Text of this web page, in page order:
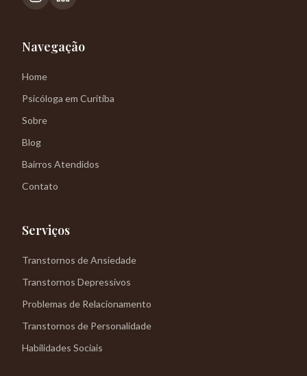
Navegação
Home
Psicóloga em Curitiba
Sobre
Blog
Bairros Atendidos
Contato
Serviços
Transtornos de Ansiedade
Transtornos Depressivos
Problemas de Relacionamento
Transtornos de Personalidade
Habilidades Sociais